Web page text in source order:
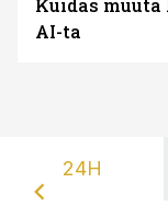
Kuidas
AI-ta
24H